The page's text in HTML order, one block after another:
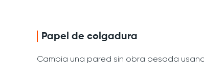
Papel de colgadura
Cambia una pared sin obra pesada
4